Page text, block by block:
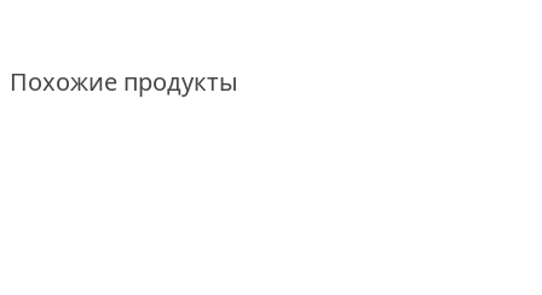
Похожие продукты